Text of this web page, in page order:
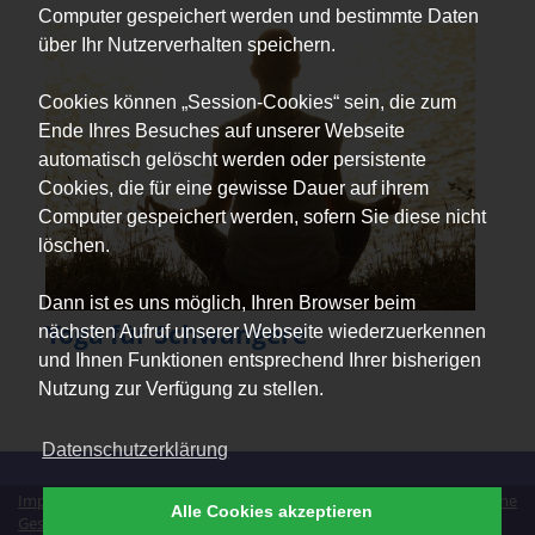
Computer gespeichert werden und bestimmte Daten
über Ihr Nutzerverhalten speichern.
Cookies können „Session-Cookies“ sein, die zum
Ende Ihres Besuches auf unserer Webseite
automatisch gelöscht werden oder persistente
Cookies, die für eine gewisse Dauer auf ihrem
Computer gespeichert werden, sofern Sie diese nicht
löschen.
Dann ist es uns möglich, Ihren Browser beim
nächsten Aufruf unserer Webseite wiederzuerkennen
und Ihnen Funktionen entsprechend Ihrer bisherigen
Nutzung zur Verfügung zu stellen.
Datenschutzerklärung
Alle Cookies akzeptieren
Yoga für Schwangere
Impressum Datenschutz | Erklärung zur Barrierefreiheit
Allgemeine
Geschäftsbedingungen| Vertrag widerrufen